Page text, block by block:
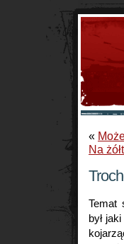
«
Na
Temat
był